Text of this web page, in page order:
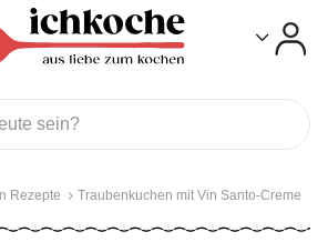
Rezepte Traubenkuchen mit Vin Santo-Creme